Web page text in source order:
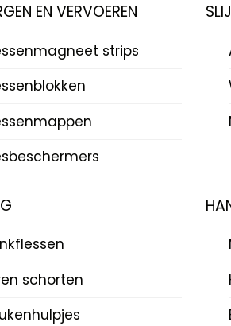
EN VERVOEREN
strips
schorten